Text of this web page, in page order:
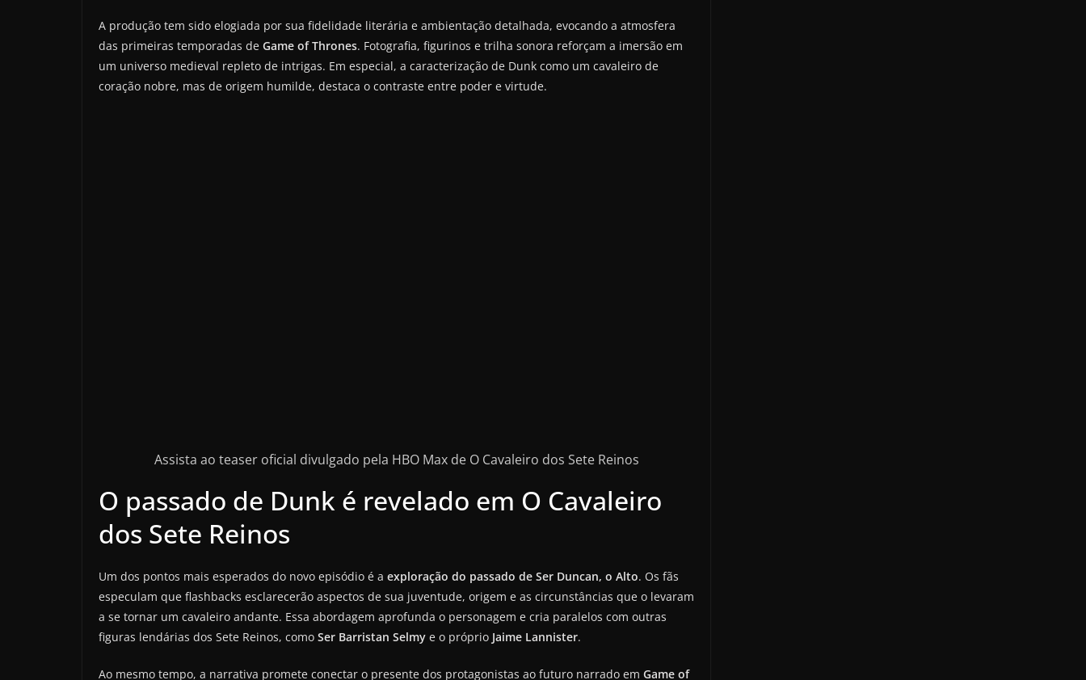
A produção tem sido elogiada por sua fidelidade literária e ambientação detalhada, evocando a atmosfera
das primeiras temporadas de Game of Thrones. Fotografia, figurinos e trilha sonora reforçam a imersão em
um universo medieval repleto de intrigas. Em especial, a caracterização de Dunk como um cavaleiro de
coração nobre, mas de origem humilde, destaca o contraste entre poder e virtude.
Assista ao teaser oficial divulgado pela HBO Max de O Cavaleiro dos Sete Reinos
O passado de Dunk é revelado em O Cavaleiro
dos Sete Reinos
Um dos pontos mais esperados do novo episódio é a exploração do passado de Ser Duncan, o Alto. Os fãs
especulam que flashbacks esclarecerão aspectos de sua juventude, origem e as circunstâncias que o levaram
a se tornar um cavaleiro andante. Essa abordagem aprofunda o personagem e cria paralelos com outras
figuras lendárias dos Sete Reinos, como Ser Barristan Selmy e o próprio Jaime Lannister.
Ao mesmo tempo, a narrativa promete conectar o presente dos protagonistas ao futuro narrado em Game of